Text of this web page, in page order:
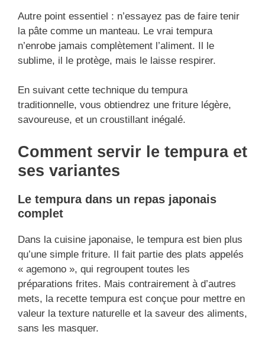
Autre point essentiel : n’essayez pas de faire tenir
la pâte comme un manteau. Le vrai tempura
n’enrobe jamais complètement l’aliment. Il le
sublime, il le protège, mais le laisse respirer.
En suivant cette technique du tempura
traditionnelle, vous obtiendrez une friture légère,
savoureuse, et un croustillant inégalé.
Comment servir le tempura et
ses variantes
Le tempura dans un repas japonais
complet
Dans la cuisine japonaise, le tempura est bien plus
qu’une simple friture. Il fait partie des plats appelés
« agemono », qui regroupent toutes les
préparations frites. Mais contrairement à d’autres
mets, la recette tempura est conçue pour mettre en
valeur la texture naturelle et la saveur des aliments,
sans les masquer.